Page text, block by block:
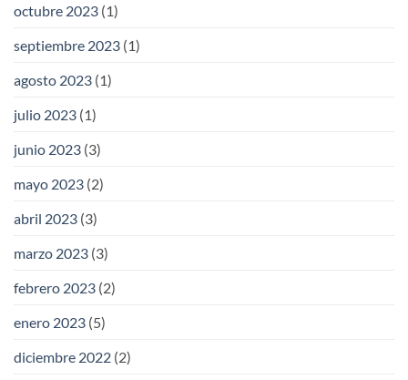
octubre 2023 (1)
septiembre 2023 (1)
agosto 2023 (1)
julio 2023 (1)
junio 2023 (3)
mayo 2023 (2)
abril 2023 (3)
marzo 2023 (3)
febrero 2023 (2)
enero 2023 (5)
diciembre 2022 (2)